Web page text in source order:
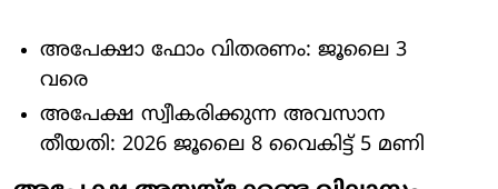
അപേക്ഷാ ഫോം വിതരണം: ജൂലൈ 3
വരെ
അപേക്ഷ സ്വീകരിക്കുന്ന അവസാന
തീയതി: 2026 ജൂലൈ 8 വൈകിട്ട് 5 മണി